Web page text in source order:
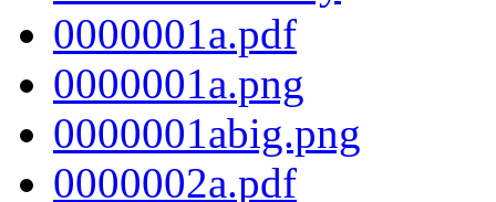
0000001a.pdf
0000001a.png
0000001abig.png
0000002a.pdf